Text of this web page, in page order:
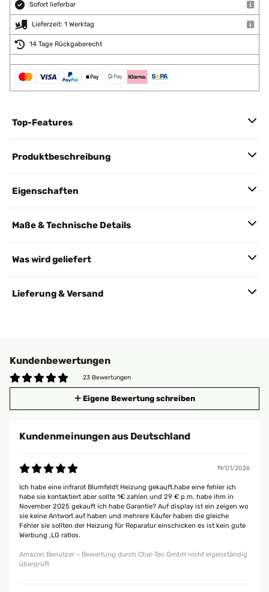
Sofort lieferbar
Lieferzeit: 1 Werktag
14 Tage Rückgaberecht
Top-Features
Produktbeschreibung
Eigenschaften
Maße & Technische Details
Was wird geliefert
Lieferung & Versand
Kundenbewertungen
23 Bewertungen
Eigene Bewertung schreiben
Kundenmeinungen aus Deutschland
19/01/2026
Ich habe eine infrarot Blumfeldt Heizung gekauft,habe eine fehler ich
habe sie kontaktiert aber sollte 1€ zahlen und 29 € p.m. habe ihm in
November 2025 gekauft ich habe Garantie? Auf display ist ein zeigen wo
sie keine Antwort auf haben und mehrere Käufer haben die gleiche
Fehler sie sollten der Heizung für Reparatur einschicken es ist kein gute
Werbung ,LG ratlos.
Amazon Benutzer – Bewertung durch Chal-Tec GmbH nicht eigenständig
überprüft